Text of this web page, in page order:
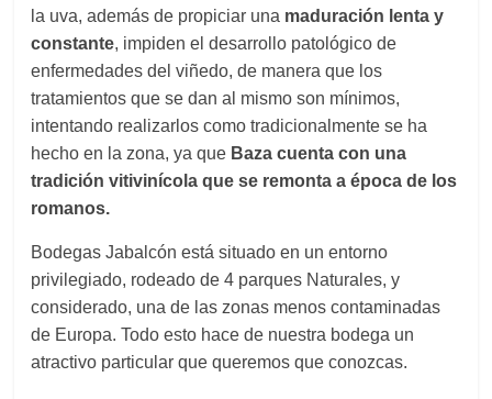
la uva, además de propiciar una maduración lenta y
constante, impiden el desarrollo patológico de
enfermedades del viñedo, de manera que los
tratamientos que se dan al mismo son mínimos,
intentando realizarlos como tradicionalmente se ha
hecho en la zona, ya que Baza cuenta con una
tradición vitivinícola que se remonta a época de los
romanos.
Bodegas Jabalcón está situado en un entorno
privilegiado, rodeado de 4 parques Naturales, y
considerado, una de las zonas menos contaminadas
de Europa. Todo esto hace de nuestra bodega un
atractivo particular que queremos que conozcas.